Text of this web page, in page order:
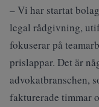
– Vi har startat
legal rådgivning,
fokuserar på
prislappar. Det är
advokatbranschen,
fakturerade timmar